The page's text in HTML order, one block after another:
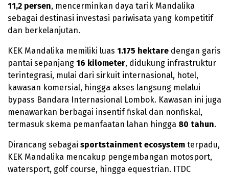
11,2 persen, mencerminkan daya tarik Mandalika
sebagai destinasi investasi pariwisata yang kompetitif
dan berkelanjutan.
KEK Mandalika memiliki luas 1.175 hektare dengan garis
pantai sepanjang 16 kilometer, didukung infrastruktur
terintegrasi, mulai dari sirkuit internasional, hotel,
kawasan komersial, hingga akses langsung melalui
bypass Bandara Internasional Lombok. Kawasan ini juga
menawarkan berbagai insentif fiskal dan nonfiskal,
termasuk skema pemanfaatan lahan hingga 80 tahun.
Dirancang sebagai sportstainment ecosystem terpadu,
KEK Mandalika mencakup pengembangan motosport,
watersport, golf course, hingga equestrian. ITDC